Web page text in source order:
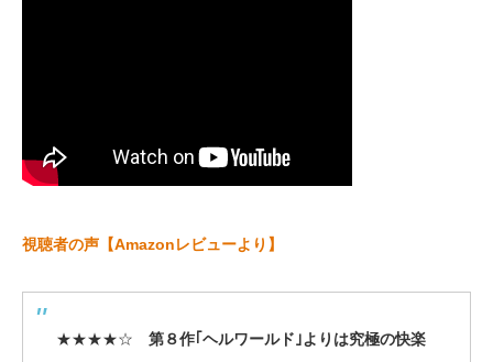
視聴者の声【Amazonレビューより】
★★★★☆ 第８作｢ヘルワールド｣よりは究極の快楽